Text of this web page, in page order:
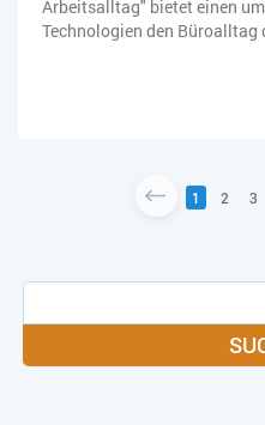
Arbeitsalltag" bietet einen
Technologien den Büroalltag
1 2 3